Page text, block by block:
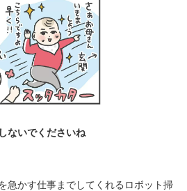
ないでくださいね
急かす仕事までしてくれるロボット掃